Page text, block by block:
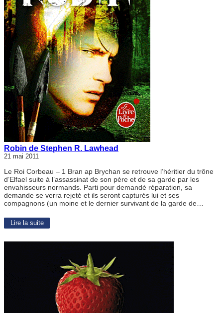
Robin de Stephen R. Lawhead
21 mai 2011
Le Roi Corbeau – 1 Bran ap Brychan se retrouve l’héritier du trône
d’Elfael suite à l’assassinat de son père et de sa garde par les
envahisseurs normands. Parti pour demandé réparation, sa
demande se verra rejeté et ils seront capturés lui et ses
compagnons (un moine et le dernier survivant de la garde de…
Lire la suite